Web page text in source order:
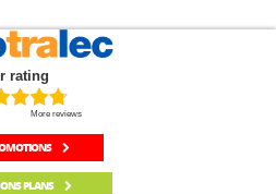
rating
More reviews
PLANS